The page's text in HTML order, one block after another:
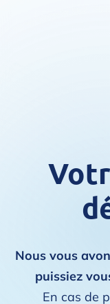
Nous vous
puissiez
En cas de